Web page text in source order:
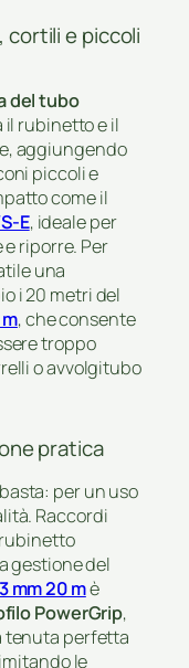
cortili e piccoli
del tubo
il rubinetto e il
aggiungendo
piccoli e
come il
E, ideale per
riporre. Per
una
i 20 metri del
, che consente
troppo
o avvolgitubo
pratica
per un uso
Raccordi
gestione del
mm 20 mè
PowerGrip,
tenuta perfetta
le